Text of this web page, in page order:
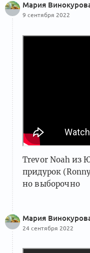
Мария
9 сентября 2022
Trevor Noah из
придурок
но выборочно
Мария
24 сентября 2022